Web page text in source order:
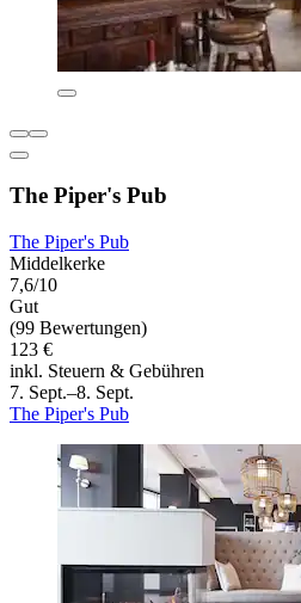
The Piper's Pub
The Piper's Pub
Middelkerke
7,6/10
Gut
(99 Bewertungen)
123 €
inkl. Steuern & Gebühren
7. Sept.–8. Sept.
The Piper's Pub